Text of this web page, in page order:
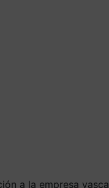
a la empresa vasca